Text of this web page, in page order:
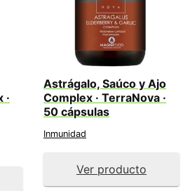
·
Astrágalo, Saúco y Ajo
Complex · TerraNova ·
50 cápsulas
Inmunidad
Ver producto